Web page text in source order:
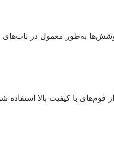
به‌طور معمول در
از فوم‌های با کیفیت بالا